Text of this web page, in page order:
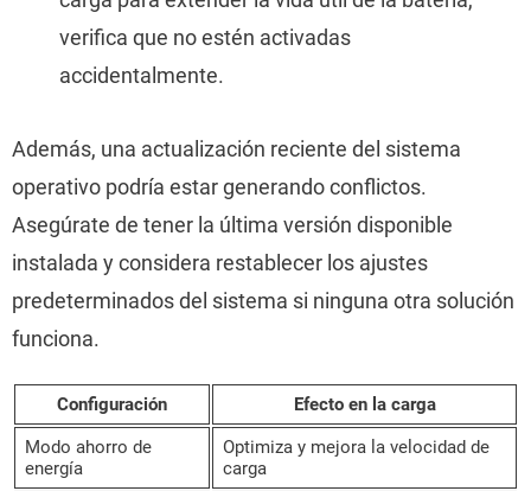
verifica que no estén activadas
accidentalmente.
Además, una actualización reciente del sistema
operativo podría estar generando conflictos.
Asegúrate de tener la última versión disponible
instalada y considera restablecer los ajustes
predeterminados del sistema si ninguna otra solución
funciona.
Configuración
Efecto en la carga
Modo ahorro de
energía
Optimiza y mejora la velocidad de
carga